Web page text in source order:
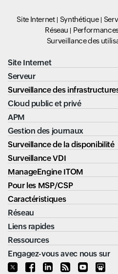
Site Internet Synthétique
Réseau
Surveillance des
Site Internet
Serveur
Surveillance des
Cloud public et privé
APM
Gestion des journaux
Surveillance de la disponibilité
Surveillance VDI
ManageEngine ITOM
Pour les MSP/CSP
Caractéristiques
Réseau
Liens rapides
Ressources
Engagez-vous avec nous sur